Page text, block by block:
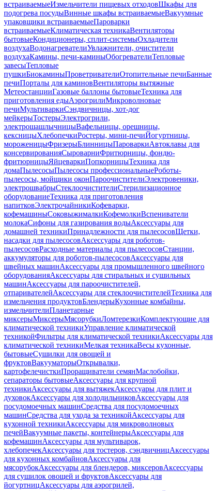
встраиваемыеИзмельчители пищевых отходовШкафы для
подогрева посудыВинные шкафы встраиваемыеВакуумные
упаковщики встраиваемыеПароварки
встраиваемыеКлиматическая техникаВентиляторы
бытовыеКондиционеры, сплит-системыОхладители
воздухаВодонагревателиУвлажнители, очистители
воздухаКамины, печи-каминыОбогревателиТепловые
завесыТепловые
пушкиБиокаминыПроветривателиОтопительные печиБанные
печиПорталы для каминовВентиляторы вытяжные
МетеостанцииГазовые баллоны бытовыеТехника для
приготовления едыАэрогрилиМикроволновые
печиМультиваркиСэндвичницы, хот-дог
мейкерыТостерыЭлектрогрили,
электрошашлычницыВафельницы, орешницы,
кексницыХлебопечкиРостеры, мини-печиЙогуртницы,
мороженицыФризерыБлинницыПароваркиАвтоклавы для
консервированияСыроварниФритюрницы, фондю-
фритюрницыЯйцеваркиПопкорницыТехника для
домаПылесосыПылесосы профессиональныеРоботы-
пылесосы, мойщики оконПароочистителиЭлектровеники,
электрошвабрыСтеклоочистителиСтерилизационное
оборудованиеТехника для приготовления
напитковЭлектрочайникиКофеварки,
кофемашиныСоковыжималкиКофемолкиВспениватели
молокаСифоны для газирования водыАксессуары для
домашней техникиПринадлежности для пылесосовЩетки,
насадки для пылесосовАксессуары для роботов-
пылесосовРасходные материалы для пылесосовСтанции,
аккумуляторы для роботов-пылесосовАксессуары для
швейных машинАксессуары для промышленного швейного
оборудованияАксессуары для стиральных и сушильных
машинАксессуары для пароочистителей,
отпаривателейАксессуары для стеклоочистителейТехника для
измельчения продуктовБлендерыКухонные комбайны,
измельчителиПланетарные
миксерыМиксерыМясорубкиЛомтерезкиКомплектующие для
климатической техникиУправление климатической
техникойФильтры для климатической техникиАксессуары для
климатической техникиМелкая техникаВесы кухонные,
бытовыеСушилки для овощей и
фруктовВакууматорыОткрывалки,
картофелечисткиПроращиватели семянМаслобойки,
сепараторы бытовыеАксессуары для крупной
техникиАксессуары для вытяжекАксессуары для плит и
духовокАксессуары для холодильниковАксессуары для
посудомоечных машинСредства для посудомоечных
машинСредства для ухода за техникойАксессуары для
кухонной техникиАксессуары для микроволновых
печейВакуумные пакеты, контейнерыАксессуары для
кофемашинАксессуары для мультиварок,
хлебопечекАксессуары для тостеров, сэндвичницАксессуары
для кухонных комбайновАксессуары для
мясорубокАксессуары для блендеров, миксеровАксессуары
для сушилок овощей и фруктовАксессуары для
йогуртницАксессуары для аэрогрилей,